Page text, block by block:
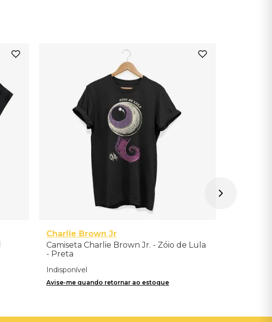
Charlie Brown Jr
Camiseta Charlie Brown Jr. - Zóio de Lula
- Preta
Indisponível
Avise-me quando retornar ao estoque